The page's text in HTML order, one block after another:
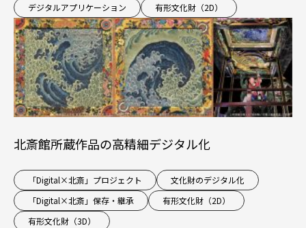
デジタルアプリケーション
有形文化財（2D）
北斎館所蔵作品の高精細デジタル化
「Digital×北斎」プロジェクト
文化財のデジタル化
「Digital×北斎」保存・継承
有形文化財（2D）
有形文化財（3D）